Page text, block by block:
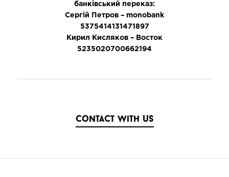
банківський переказ:
Сергій Петров – monobank
5375414131471897
Кирил Кисляков – Восток
5235020700662194
contact with us